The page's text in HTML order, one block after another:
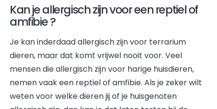
Kan je allergisch zijn voor een reptiel of
amfibie ?
Je kan inderdaad allergisch zijn voor terrarium
dieren, maar dat komt vrijwel nooit voor. Veel
mensen die allergisch zijn voor harige huisdieren,
nemen vaak een reptiel of amfibie. Als je zeker wilt
weten voor welke dieren jij of je huisgenoten